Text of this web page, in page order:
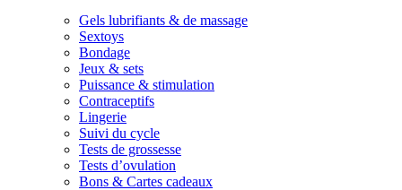
Gels lubrifiants & de massage
Sextoys
Bondage
Jeux & sets
Puissance & stimulation
Contraceptifs
Lingerie
Suivi du cycle
Tests de grossesse
Tests d’ovulation
Bons & Cartes cadeaux